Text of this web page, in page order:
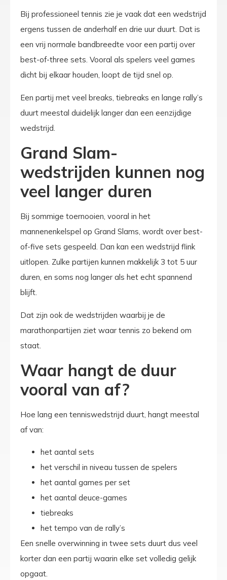
Bij professioneel tennis zie je vaak dat een wedstrijd
ergens tussen de anderhalf en drie uur duurt. Dat is
een vrij normale bandbreedte voor een partij over
best-of-three sets. Vooral als spelers veel games
dicht bij elkaar houden, loopt de tijd snel op.
Een partij met veel breaks, tiebreaks en lange rally’s
duurt meestal duidelijk langer dan een eenzijdige
wedstrijd.
Grand Slam-
wedstrijden kunnen nog
veel langer duren
Bij sommige toernooien, vooral in het
mannenenkelspel op Grand Slams, wordt over best-
of-five sets gespeeld. Dan kan een wedstrijd flink
uitlopen. Zulke partijen kunnen makkelijk 3 tot 5 uur
duren, en soms nog langer als het echt spannend
blijft.
Dat zijn ook de wedstrijden waarbij je de
marathonpartijen ziet waar tennis zo bekend om
staat.
Waar hangt de duur
vooral van af?
Hoe lang een tenniswedstrijd duurt, hangt meestal
af van:
het aantal sets
het verschil in niveau tussen de spelers
het aantal games per set
het aantal deuce-games
tiebreaks
het tempo van de rally’s
Een snelle overwinning in twee sets duurt dus veel
korter dan een partij waarin elke set volledig gelijk
opgaat.